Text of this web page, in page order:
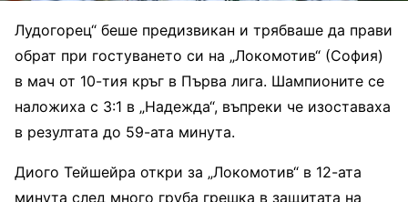
Лудогорец“ беше предизвикан и трябваше да прави
обрат при гостуването си на „Локомотив“ (София)
в мач от 10-тия кръг в Първа лига. Шампионите се
наложиха с 3:1 в „Надежда“, въпреки че изоставаха
в резултата до 59-ата минута.
Диого Тейшейра откри за „Локомотив“ в 12-ата
минута след много груба грешка в защитата на